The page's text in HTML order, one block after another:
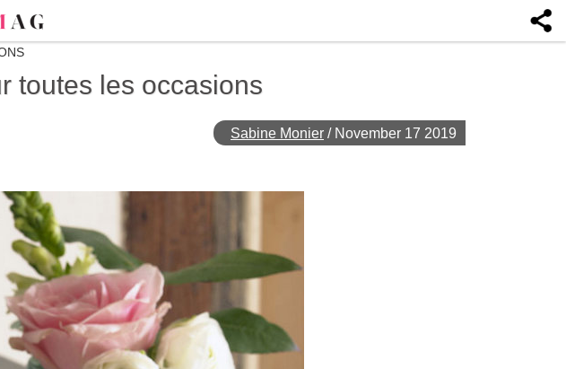
toutes les occasions
Sabine Monier / November 17 2019